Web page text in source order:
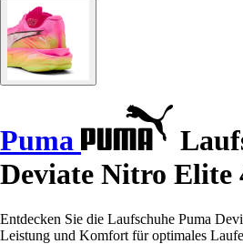
Puma
Deviate Nitro Elite
Entdecken Sie die Laufschuhe Puma
Leistung und Komfort für optimales